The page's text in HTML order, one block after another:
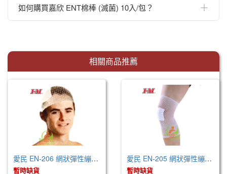
如何購買嘉欣 ENT棉棒 (滅菌) 10入/包？ ＋
相關商品推薦
愛民 EN-206 網狀彈性繃帶-6號 (未滅菌 )
暫時缺貨
愛民 EN-205 網狀彈性繃帶-5號 (未滅菌 )
暫時缺貨